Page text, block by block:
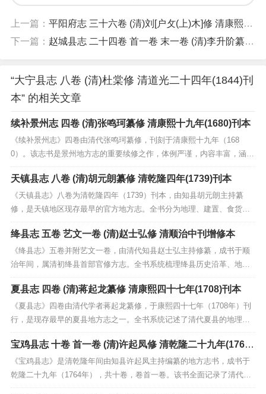
上一篇： 平阳府志 三十六卷 (清)刘[户攵(上)木]修 清康熙中刊本
下一篇： 赵城县志 二十四卷 首一卷 末一卷 (清)李升阶纂修 清乾隆二十五年(1760)刊本
“大宁县志 八卷 (清)杜棠修 清道光二十四年(1844)刊
本” 的相关文章
续补景州志 四卷 (清)张鸣珂纂修 清康熙十九年(1680)刊本
《续补景州志》四卷由清代张鸣珂纂修，刊刻于清康熙十九年（168
0）。该志书是景州地方志的重要续修之作，体例严谨，内容丰富，涵盖
了地理、沿革、人物、风俗、田赋等多个方面，具有较高的历史与文献
价值。此书不仅延续了前志的编纂脉络，还补充了诸多新内容，展现了
康熙年间景州地区的政治、经济、文化面貌，对于研究明...
天镇县志 八卷 (清)胡元朗纂修 清乾隆四年(1739)刊本
《天镇县志》八卷为清乾隆四年（1739）刊本，由知县胡元朗主持纂
修，是天镇地区现存最早的官方地方志。全书分为地理、建置、食货、
官师、选举、人物、艺文、祥异八门，系统记载了当地疆域沿革、山川
形胜、赋税物产、职官选举及风土人情。内容详实，体例严谨，尤其对
明清之际天镇地区的政治、经济、文化状况有较为完整的...
绛县志 五卷 艺文一卷 (清)赵士弘修 清顺治中刊增修本
《绛县志》五卷并附艺文一卷，由清代知县赵士弘主持修纂，成书于顺
治年间，属清初绛县首部官修方志。全书系统梳理绛县历史沿革、地理
形胜、风俗物产、职官选举及人物事迹，艺文一卷则收录历代碑铭、诗
文等文献，留存地方文化精粹。此书不仅承袭明代方志体例，更在内容
上增补修订，反映了清初地方治理与文化重建的实态。作为...
夏县志 四卷 (清)蒋起龙纂修 清康熙四十七年(1708)刊本
《夏县志》四卷由清代学者蒋起龙纂修，于康熙四十七年（1708年）刊
行，是现存最早的夏县地方志之一。全书系统记述了清代夏县的地理沿
革、行政建置、风俗物产、人文史迹与职官选举等内容，保存了丰富的
地方史料。该志体例严谨，内容详实，尤以对明末清初夏县社会变迁的
记载颇具价值，为研究晋南地区历史地理、经济社会及...
宝鸡县志 十卷 首一卷 (清)许起凤修 清乾隆二十九年(1764)
刊本
《宝鸡县志》是清乾隆年间由知县许起凤主持编纂的地方志书，成书于
乾隆二十九年（1764年），共十卷，卷首一卷。该书全面记录了清代宝
鸡县的历史地理、行政建置、风土人情及社会沿革等内容，涵盖了舆